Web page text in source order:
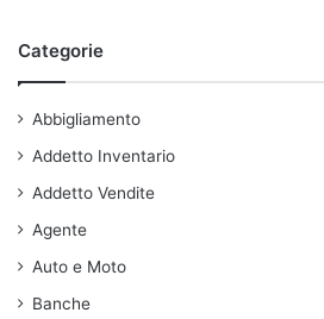
Categorie
Abbigliamento
Addetto Inventario
Addetto Vendite
Agente
Auto e Moto
Banche